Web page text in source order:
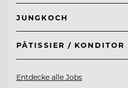
JUNGKOCH
PÂTISSIER / KONDITOR
Entdecke alle Jobs